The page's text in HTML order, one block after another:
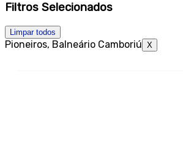
Filtros Selecionados
Limpar todos
Pioneiros, Balneário Camboriú X